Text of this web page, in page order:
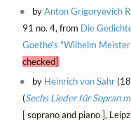
byAnton Grigoryevich
91 no. 4, from Die
Goethe's "Wilhelm
checked]
by Heinrich von Sahr
(Sechs Lieder für Sopran
[ soprano and piano ],